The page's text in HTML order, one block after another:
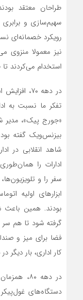
طراحان معتقد
سهیم‌‌‌سازی و برابری
رویکرد خصمانه‌‌‌ای
نیز معمولا منزوی
استخدام می‌‌‌کردند
در دهه ۷۰،
تفکر ما نسبت به
«جورج پیک»، مدیر
شاهد انقلابی در
ادارات را
سفر را و
ابزارهای اولیه
بودند. همین باعث
گرفته شود تا هم سر
فضا برای میز و
کار اداری، بار
در دهه
دستگاه‌‌‌های